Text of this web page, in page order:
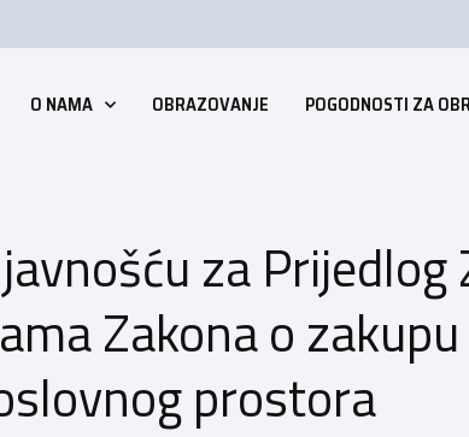
O NAMA OBRAZOVANJE POGODNOSTI ZA
za Prijedlog
Zakona o
prostora